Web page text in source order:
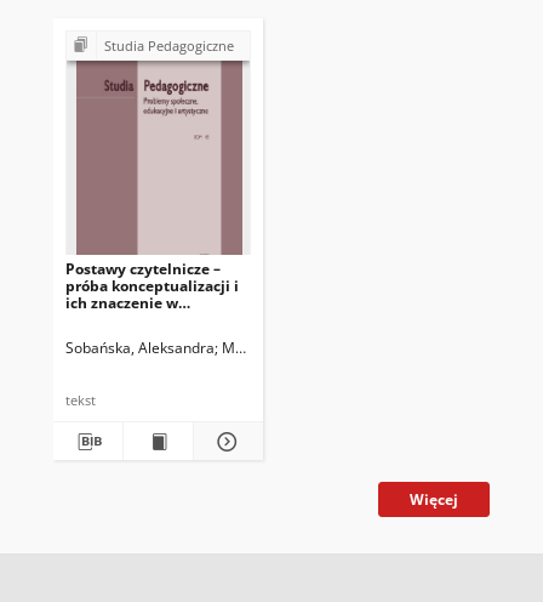
Studia Pedagogiczne
Postawy czytelnicze –
próba konceptualizacji i
ich znaczenie w
Sobańska, Aleksandra Matyjas, Bożena. Red.
tekst
Więcej